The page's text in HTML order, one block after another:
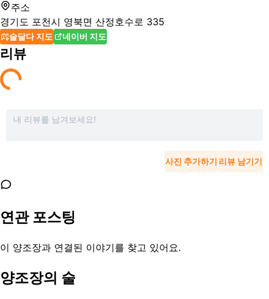
주소
경기도 포천시 영북면 산정호수로 335
술달다 지도 네이버 지도
리뷰
사진 추가하기 리뷰 남기기
연관 포스팅
이 양조장과 연결된 이야기를 찾고 있어요.
양조장의 술